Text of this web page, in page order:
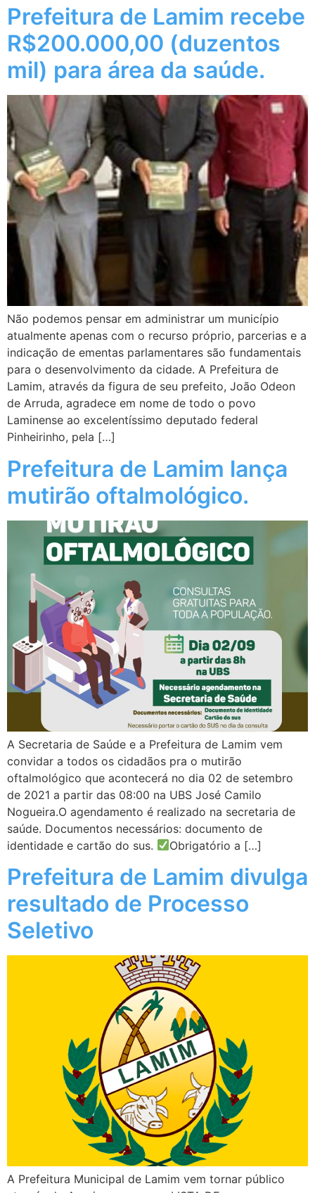
Prefeitura de Lamim recebe
R$200.000,00 (duzentos
mil) para área da saúde.
Não podemos pensar em administrar um município
atualmente apenas com o recurso próprio, parcerias e a
indicação de ementas parlamentares são fundamentais
para o desenvolvimento da cidade. A Prefeitura de
Lamim, através da figura de seu prefeito, João Odeon
de Arruda, agradece em nome de todo o povo
Laminense ao excelentíssimo deputado federal
Pinheirinho, pela […]
Prefeitura de Lamim lança
mutirão oftalmológico.
A Secretaria de Saúde e a Prefeitura de Lamim vem
convidar a todos os cidadãos pra o mutirão
oftalmológico que acontecerá no dia 02 de setembro
de 2021 a partir das 08:00 na UBS José Camilo
Nogueira.O agendamento é realizado na secretaria de
saúde. Documentos necessários: documento de
identidade e cartão do sus.
Obrigatório a […]
Prefeitura de Lamim divulga
resultado de Processo
Seletivo
A Prefeitura Municipal de Lamim vem tornar público